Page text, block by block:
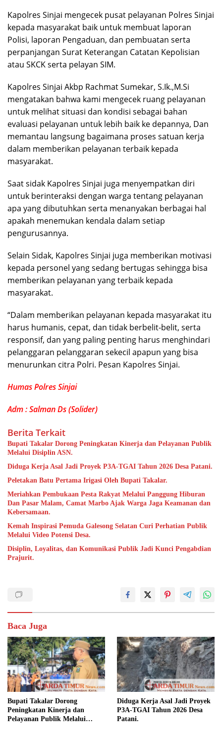
Kapolres Sinjai mengecek pusat pelayanan Polres Sinjai
kepada masyarakat baik untuk membuat laporan
Polisi, laporan Pengaduan, dan pembuatan serta
perpanjangan Surat Keterangan Catatan Kepolisian
atau SKCK serta pelayan SIM.
Kapolres Sinjai Akbp Rachmat Sumekar, S.Ik.,M.Si
mengatakan bahwa kami mengecek ruang pelayanan
untuk melihat situasi dan kondisi sebagai bahan
evaluasi pelayanan untuk lebih baik ke depannya, Dan
memantau langsung bagaimana proses satuan kerja
dalam memberikan pelayanan terbaik kepada
masyarakat.
Saat sidak Kapolres Sinjai juga menyempatkan diri
untuk berinteraksi dengan warga tentang pelayanan
apa yang dibutuhkan serta menanyakan berbagai hal
apakah menemukan kendala dalam setiap
pengurusannya.
Selain Sidak, Kapolres Sinjai juga memberikan motivasi
kepada personel yang sedang bertugas sehingga bisa
memberikan pelayanan yang terbaik kepada
masyarakat.
“Dalam memberikan pelayanan kepada masyarakat itu
harus humanis, cepat, dan tidak berbelit-belit, serta
responsif, dan yang paling penting harus menghindari
pelanggaran pelanggaran sekecil apapun yang bisa
menurunkan citra Polri. Pesan Kapolres Sinjai.
Humas Polres Sinjai
Adm : Salman Ds (Solider)
Berita Terkait
Bupati Takalar Dorong Peningkatan Kinerja dan Pelayanan Publik
Melalui Disiplin ASN.
Diduga Kerja Asal Jadi Proyek P3A-TGAI Tahun 2026 Desa Patani.
Peletakan Batu Pertama Irigasi Oleh Bupati Takalar.
Meriahkan Pembukaan Pesta Rakyat Melalui Panggung Hiburan
Dan Pasar Malam, Camat Marbo Ajak Warga Jaga Keamanan dan
Kebersamaan.
Kemah Inspirasi Pemuda Galesong Selatan Curi Perhatian Publik
Melalui Video Potensi Desa.
Disiplin, Loyalitas, dan Komunikasi Publik Jadi Kunci Pengabdian
Prajurit.
Baca Juga
Bupati Takalar Dorong
Peningkatan Kinerja dan
Pelayanan Publik Melalui
Diduga Kerja Asal Jadi Proyek
P3A-TGAI Tahun 2026 Desa
Patani.